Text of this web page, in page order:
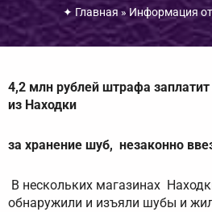
✦ Главная»Информация
4,2 млн рублей штрафа
из Находки
за хранение шуб, незаконно
В нескольких магазинах
обнаружили и изъяли шубы и